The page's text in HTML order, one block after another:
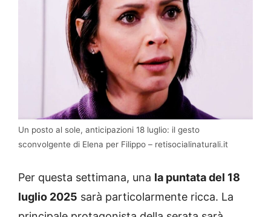
Un posto al sole, anticipazioni 18 luglio: il gesto
sconvolgente di Elena per Filippo – retisocialinaturali.it
Per questa settimana, una la puntata del 18
luglio 2025 sarà particolarmente ricca. La